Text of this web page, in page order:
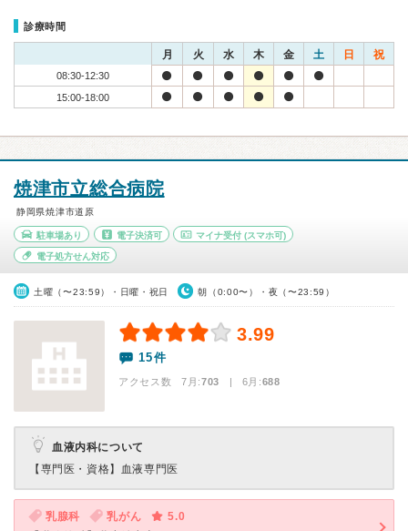
診療時間
月 火 水 木 金 土 日 祝
08:30-12:30
15:00-18:00
焼津市立総合病院
静岡県焼津市道原
駐車場あり 電子決済可 マイナ受付 (スマホ可)
電子処方せん対応
土曜（〜23:59）・日曜・祝日 朝（0:00〜）・夜（〜23:59）
3.99
15件
アクセス数 7月:703 | 6月:688
血液内科について
【専門医・資格】 血液専門医
乳腺科 乳がん
5.0